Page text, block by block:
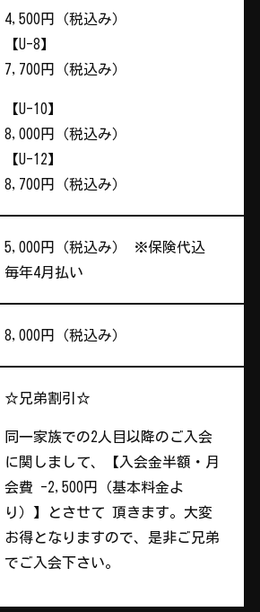
4,500円（税込み）
【U-8】
7,700円（税込み）
【U-10】
8,000円（税込み）
【U-12】
8,700円（税込み）
5,000円（税込み） ※保険代込
毎年4月払い
8,000円（税込み）
☆兄弟割引☆
同一家族での2人目以降のご入会
に関しまして、【入会金半額・月
会費 -2,500円（基本料金よ
り）】とさせて 頂きます。大変
お得となりますので、是非ご兄弟
でご入会下さい。